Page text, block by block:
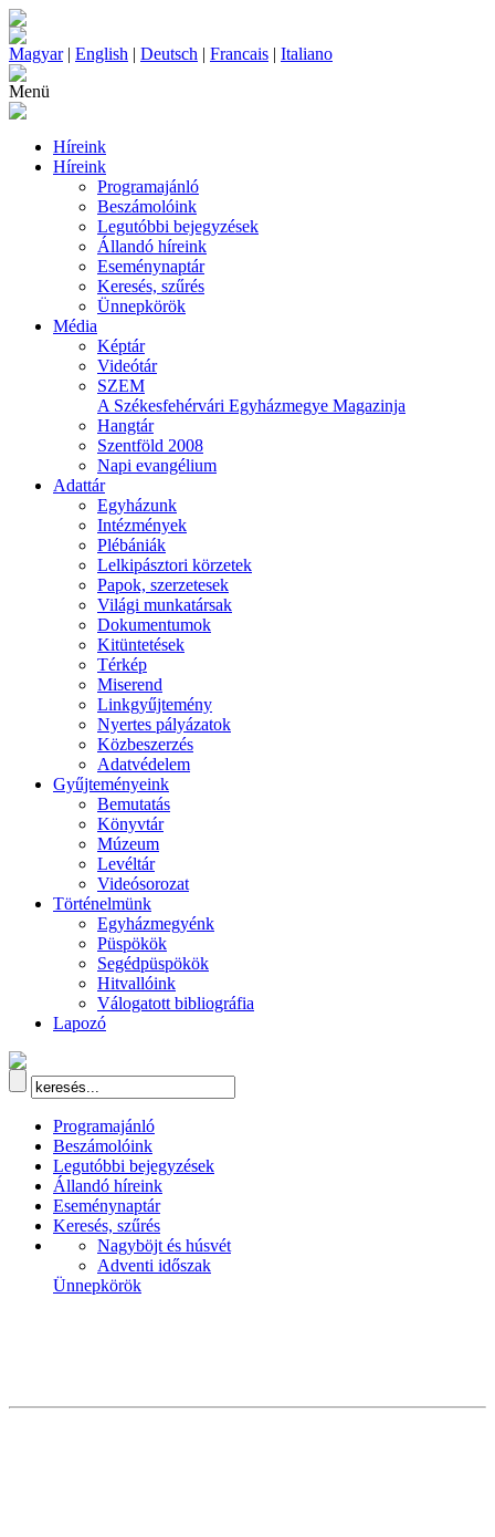
Magyar| English | Deutsch | Francais | Italiano
Menü
Híreink
Híreink
Programajánló
Beszámolóink
Legutóbbi bejegyzések
Állandó híreink
Eseménynaptár
Keresés, szűrés
Ünnepkörök
Média
Képtár
Videótár
SZEM
A Székesfehérvári Egyházmegye Magazinja
Hangtár
Szentföld 2008
Napi evangélium
Adattár
Egyházunk
Intézmények
Plébániák
Lelkipásztori körzetek
Papok, szerzetesek
Világi munkatársak
Dokumentumok
Kitüntetések
Térkép
Miserend
Linkgyűjtemény
Nyertes pályázatok
Közbeszerzés
Adatvédelem
Gyűjteményeink
Bemutatás
Könyvtár
Múzeum
Levéltár
Videósorozat
Történelmünk
Egyházmegyénk
Püspökök
Segédpüspökök
Hitvallóink
Válogatott bibliográfia
Lapozó
Programajánló
Beszámolóink
Legutóbbi bejegyzések
Állandó híreink
Eseménynaptár
Keresés, szűrés
Nagyböjt és húsvét
Adventi időszak
Ünnepkörök